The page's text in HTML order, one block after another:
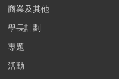
商業及其他
學長計劃
專題
活動